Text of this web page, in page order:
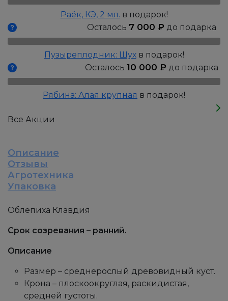
Раёк, КЭ, 2 мл. в подарок!
Осталось 7 000 ₽ до подарка
Пузыреплодник: Шухв подарок!
Осталось 10 000 ₽ до подарка
Рябина: Алая крупная в подарок!
Все Акции
Описание
Отзывы
Агротехника
Упаковка
Облепиха Клавдия
Срок созревания – ранний.
Описание
Размер – среднерослый древовидный куст.
Крона – плоскоокруглая, раскидистая,
средней густоты.